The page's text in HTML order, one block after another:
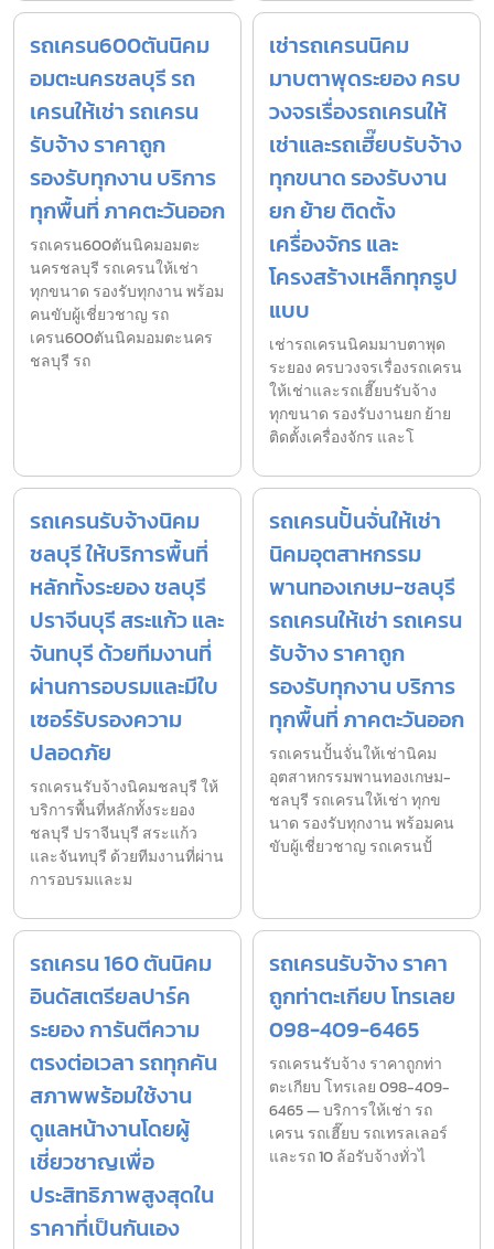
รถเครน600ตันนิคม
อมตะนครชลบุรี รถ
เครนให้เช่า รถเครน
รับจ้าง ราคาถูก
รองรับทุกงาน บริการ
ทุกพื้นที่ ภาคตะวันออก
รถเครน600ตันนิคมอมตะ
นครชลบุรี รถเครนให้เช่า
ทุกขนาด รองรับทุกงาน พร้อม
คนขับผู้เชี่ยวชาญ รถ
เครน600ตันนิคมอมตะนคร
ชลบุรี รถ
เช่ารถเครนนิคม
มาบตาพุดระยอง ครบ
วงจรเรื่องรถเครนให้
เช่าและรถเฮี๊ยบรับจ้าง
ทุกขนาด รองรับงาน
ยก ย้าย ติดตั้ง
เครื่องจักร และ
โครงสร้างเหล็กทุกรูป
แบบ
เช่ารถเครนนิคมมาบตาพุด
ระยอง ครบวงจรเรื่องรถเครน
ให้เช่าและรถเฮี๊ยบรับจ้าง
ทุกขนาด รองรับงานยก ย้าย
ติดตั้งเครื่องจักร และโ
รถเครนรับจ้างนิคม
ชลบุรี ให้บริการพื้นที่
หลักทั้งระยอง ชลบุรี
ปราจีนบุรี สระแก้ว และ
จันทบุรี ด้วยทีมงานที่
ผ่านการอบรมและมีใบ
เซอร์รับรองความ
ปลอดภัย
รถเครนรับจ้างนิคมชลบุรี ให้
บริการพื้นที่หลักทั้งระยอง
ชลบุรี ปราจีนบุรี สระแก้ว
และจันทบุรี ด้วยทีมงานที่ผ่าน
การอบรมและม
รถเครนปั้นจั่นให้เช่า
นิคมอุตสาหกรรม
พานทองเกษม-ชลบุรี
รถเครนให้เช่า รถเครน
รับจ้าง ราคาถูก
รองรับทุกงาน บริการ
ทุกพื้นที่ ภาคตะวันออก
รถเครนปั้นจั่นให้เช่านิคม
อุตสาหกรรมพานทองเกษม-
ชลบุรี รถเครนให้เช่า ทุกข
นาด รองรับทุกงาน พร้อมคน
ขับผู้เชี่ยวชาญ รถเครนปั้
รถเครน 160 ตันนิคม
อินดัสเตรียลปาร์ค
ระยอง การันตีความ
ตรงต่อเวลา รถทุกคัน
สภาพพร้อมใช้งาน
ดูแลหน้างานโดยผู้
เชี่ยวชาญเพื่อ
ประสิทธิภาพสูงสุดใน
ราคาที่เป็นกันเอง
รถเครนรับจ้าง ราคา
ถูกท่าตะเกียบ โทรเลย
098-409-6465
รถเครนรับจ้าง ราคาถูกท่า
ตะเกียบ โทรเลย 098-409-
6465 — บริการให้เช่า รถ
เครน รถเฮี๊ยบ รถเทรลเลอร์
และรถ 10 ล้อรับจ้างทั่วไ